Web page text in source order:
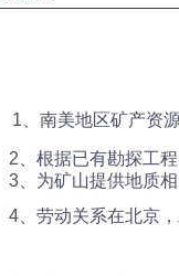
1 、南美地区矿产资
2 、根据已有勘探工
3 、为矿山提供地质
4 、劳动关系在北京